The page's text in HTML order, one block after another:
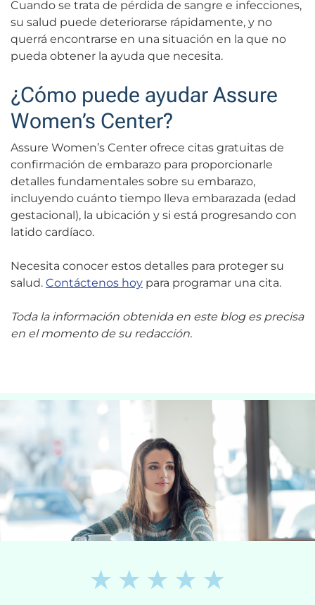
Cuando se trata de pérdida de sangre e infecciones,
su salud puede deteriorarse rápidamente, y no
querrá encontrarse en una situación en la que no
pueda obtener la ayuda que necesita.
¿Cómo puede ayudar Assure
Women’s Center?
Assure Women’s Center ofrece citas gratuitas de
confirmación de embarazo para proporcionarle
detalles fundamentales sobre su embarazo,
incluyendo cuánto tiempo lleva embarazada (edad
gestacional), la ubicación y si está progresando con
latido cardíaco.
Necesita conocer estos detalles para proteger su
salud. Contáctenos hoy para programar una cita.
Toda la información obtenida en este blog es precisa
en el momento de su redacción.